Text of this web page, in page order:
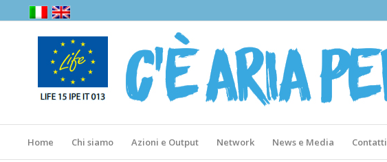
Home Chi siamo Azioni e Output Network News e Media Contatti